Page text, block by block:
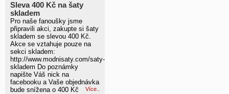
Sleva 400 Kč na šaty
skladem
Pro naše fanoušky jsme
připravili akci, zakupte si šaty
skladem se slevou 400 Kč.
Akce se vztahuje pouze na
sekci skladem:
http://www.modnisaty.com/saty-
skladem Do poznámky
napište Váš nick na
facebooku a Vaše objednávka
bude snížena o 400 Kč
Více..